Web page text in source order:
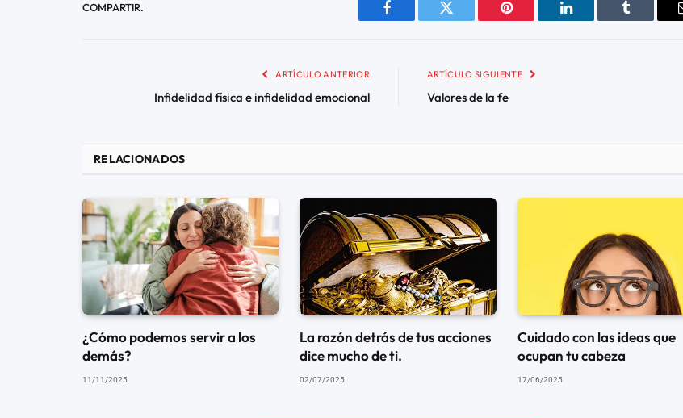
COMPARTIR.
Facebook Twitter Pinterest LinkedIn Tumblr
ARTÍCULO ANTERIOR
Infidelidad física e infidelidad emocional
ARTÍCULO SIGUIENTE
Valores de la fe
RELACIONADOS
¿Cómo podemos servir a los
demás?
11/11/2025
La razón detrás de tus acciones
dice mucho de ti.
02/07/2025
Cuidado con las ideas que
ocupan tu cabeza
17/06/2025